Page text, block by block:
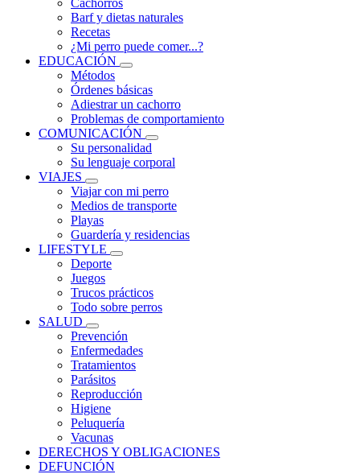
Cachorros
Barf y dietas naturales
Recetas
¿Mi perro puede comer...?
EDUCACIÓN
Métodos
Órdenes básicas
Adiestrar un cachorro
Problemas de comportamiento
COMUNICACIÓN
Su personalidad
Su lenguaje corporal
VIAJES
Viajar con mi perro
Medios de transporte
Playas
Guardería y residencias
LIFESTYLE
Deporte
Juegos
Trucos prácticos
Todo sobre perros
SALUD
Prevención
Enfermedades
Tratamientos
Parásitos
Reproducción
Higiene
Peluquería
Vacunas
DERECHOS Y OBLIGACIONES
DEFUNCIÓN